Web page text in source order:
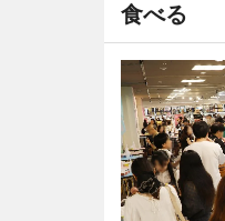
食べる